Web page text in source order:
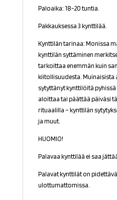
Paloaika: 18-20 tuntia.
Pakkauksessa 3 kynttilää.
Kynttilän tarinaa: Monissa
kynttilän syttäminen
tarkoittaa enemmän kuin
kiitollisuudesta. Muinaisista
sytyttänyt kynttilöitä
aloittaa tai päättää päiväsi
rituaalilla – kynttilän
ja muut.
HUOMIO!
Palavaa kynttilää ei saa
Palavat kynttilät on
ulottumattomissa.